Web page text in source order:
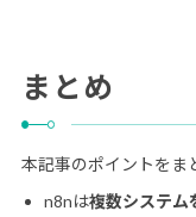
まとめ
本記事のポイントをま
n8nは複数システム